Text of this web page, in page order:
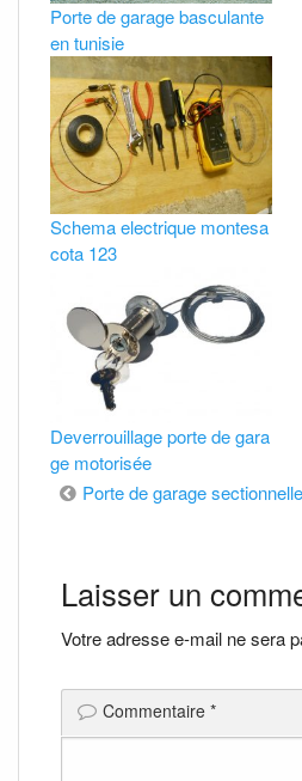
Porte de garage basculante
en tunisie
Schema electrique montesa
cota 123
Deverrouillage porte de gara
ge motorisée
Navigation
l’article
Porte de garage
Laisser un
Votre adresse e-mail ne sera
Commentaire *